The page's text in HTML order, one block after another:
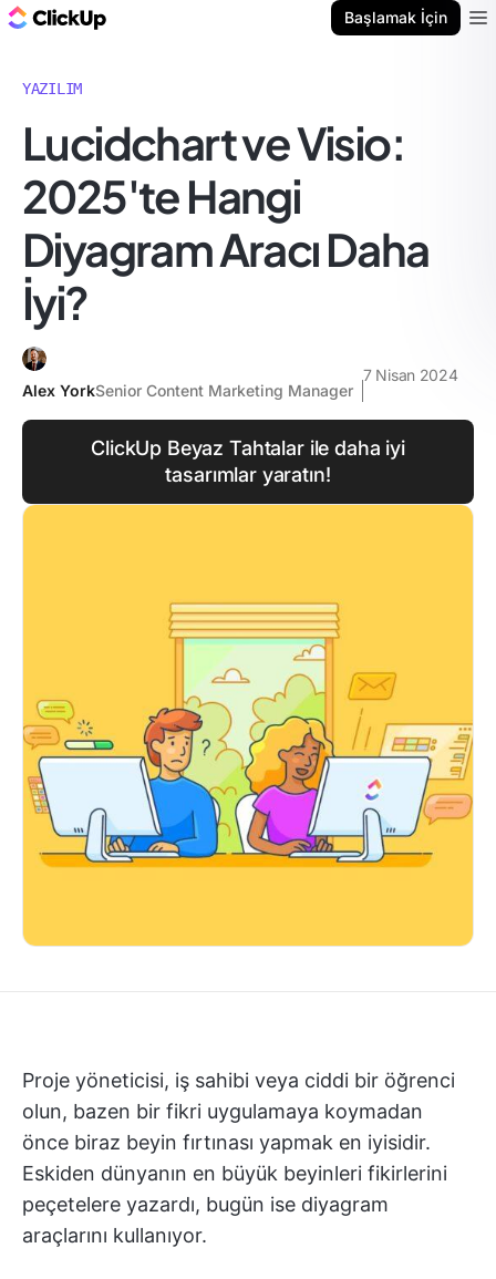
Başlamak İçin
YAZILIM
Lucidchart ve Visio:
2025'te Hangi
Diyagram Aracı Daha
İyi?
Alex YorkSenior Content Marketing Manager
7 Nisan 2024
ClickUp Beyaz Tahtalar ile daha iyi
tasarımlar yaratın!
Proje yöneticisi, iş sahibi veya ciddi bir öğrenci
olun, bazen bir fikri uygulamaya koymadan
önce biraz beyin fırtınası yapmak en iyisidir.
Eskiden dünyanın en büyük beyinleri fikirlerini
peçetelere yazardı, bugün ise diyagram
araçlarını kullanıyor.